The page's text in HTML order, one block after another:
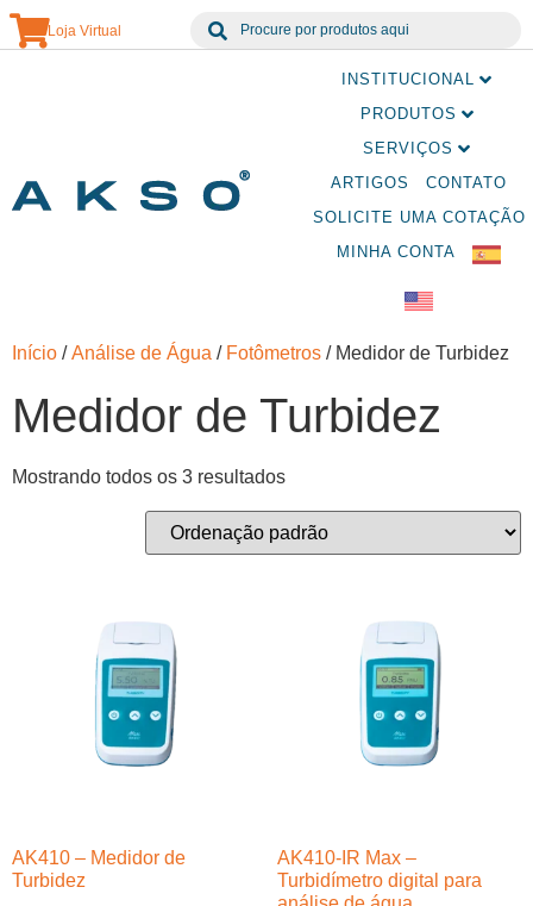
Loja Virtual
INSTITUCIONAL
PRODUTOS
SERVIÇOS
ARTIGOS
CONTATO
SOLICITE UMA COTAÇÃO
MINHA CONTA
Início /Análise de Água / Fotômetros / Medidor de Turbidez
Medidor de Turbidez
Mostrando todos os 3 resultados
AK410 – Medidor de
Turbidez
AK410-IR Max –
Turbidímetro digital para